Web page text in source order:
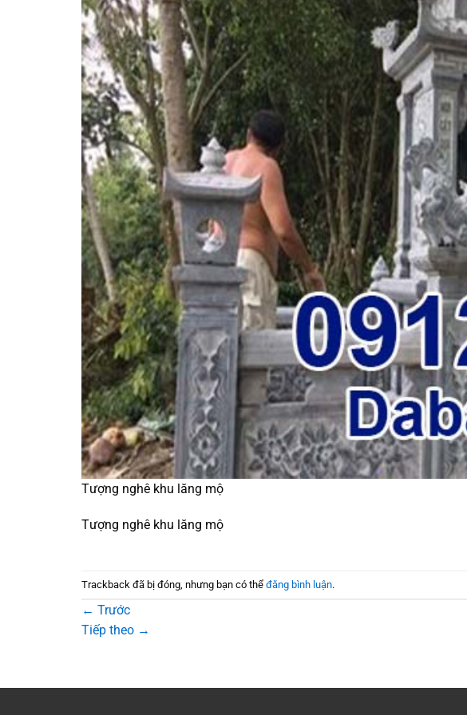
Tượng nghê khu lăng mộ
Tượng nghê khu lăng mộ
Trackback đã bị đóng, nhưng bạn có thể đăng bình luận.
← Trước
Tiếp theo →